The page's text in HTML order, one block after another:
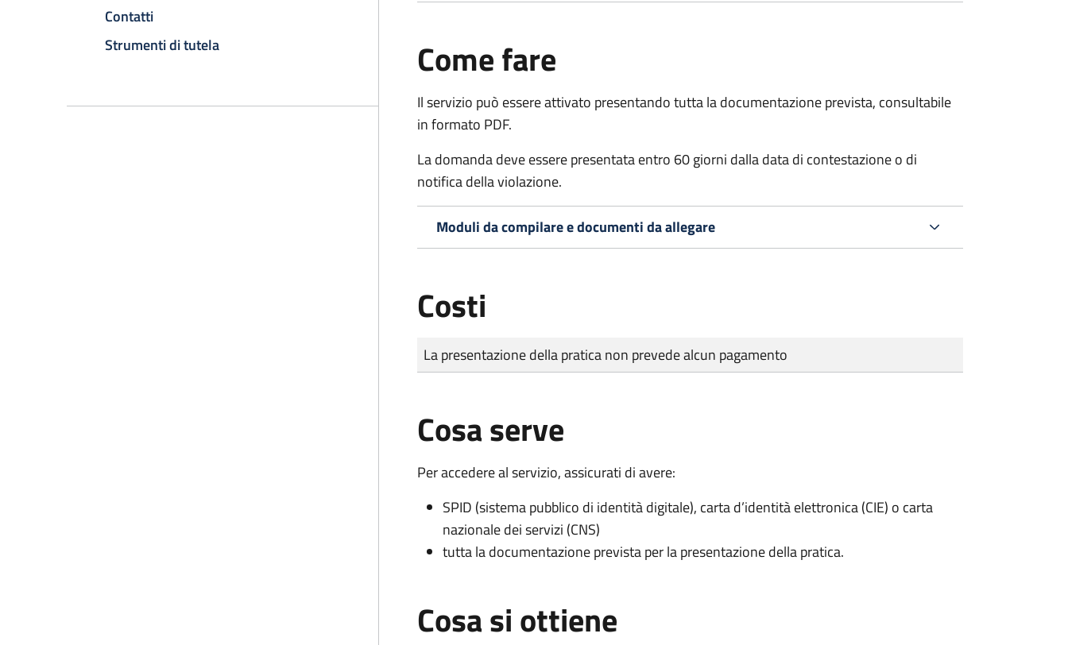
Contatti
Strumenti di tutela
Come fare
Il servizio può essere attivato presentando tutta la documentazione prevista, consultabile
in formato PDF.
La domanda deve essere presentata entro 60 giorni dalla data di contestazione o di
notifica della violazione.
Moduli da compilare e documenti da allegare
Costi
Tipo di pagamento
Importo
La presentazione della pratica non prevede alcun pagamento
Cosa serve
Per accedere al servizio, assicurati di avere:
SPID (sistema pubblico di identità digitale), carta d’identità elettronica (CIE) o carta
nazionale dei servizi (CNS)
tutta la documentazione prevista per la presentazione della pratica.
Cosa si ottiene